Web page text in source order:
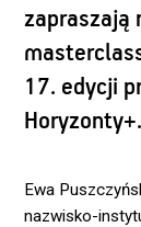
zapraszają
17. edycji
Horyzonty+.
Ewa
nazwisko-